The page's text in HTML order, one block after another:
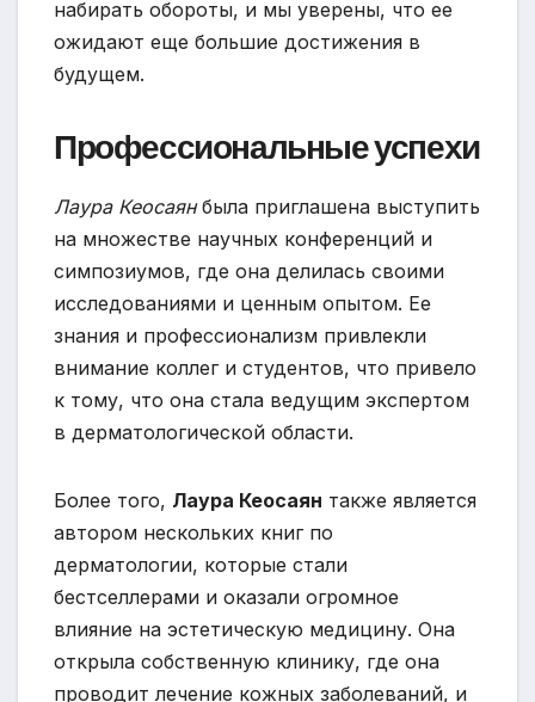
набирать обороты, и мы уверены, что ее
ожидают еще большие достижения в
будущем.
Профессиональные успехи
Лаура Кеосаянбыла приглашена выступить
на множестве научных конференций и
симпозиумов, где она делилась своими
исследованиями и ценным опытом. Ее
знания и профессионализм привлекли
внимание коллег и студентов, что привело
к тому, что она стала ведущим экспертом
в дерматологической области.
Более того, Лаура Кеосаян также является
автором нескольких книг по
дерматологии, которые стали
бестселлерами и оказали огромное
влияние на эстетическую медицину. Она
открыла собственную клинику, где она
проводит лечение кожных заболеваний, и